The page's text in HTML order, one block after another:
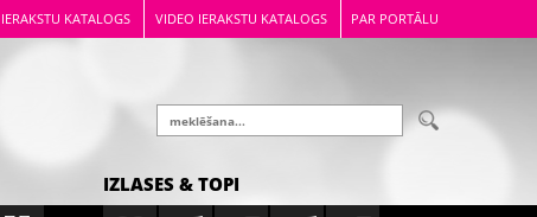
KATALOGS VIDEO IERAKSTU KATALOGS PAR PORTĀLU
IZLASES & TOPI